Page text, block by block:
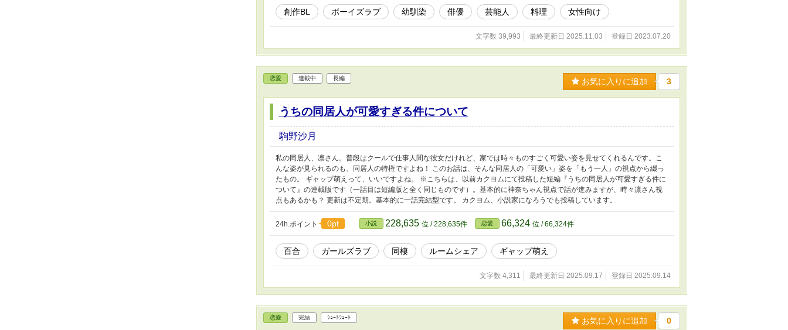
創作BL ボーイズラブ 幼馴染 俳優 芸能人 料理 女性向け
文字数 39,993 最終更新日 2025.11.03 登録日 2023.07.20
恋愛 連載中 長編 お気に入りに追加 3
うちの同居人が可愛すぎる件について
駒野沙月
私の同居人、凛さん。普段はクールで仕事人間な彼女だけれど、家では時々ものすごく可愛い姿を見せてくれるんです。こ
んな姿が見られるのも、同居人の特権ですよね！ このお話は、そんな同居人の「可愛い」姿を「もう一人」の視点から綴っ
たもの。 ギャップ萌えって、いいですよね。 ※こちらは、以前カクヨムにて投稿した短編『うちの同居人が可愛すぎる件に
ついて』の連載版です（一話目は短編版と全く同じものです）。基本的に神奈ちゃん視点で話が進みますが、時々凛さん視
点もあるかも？ 更新は不定期。基本的に一話完結型です。 カクヨム、小説家になろうでも投稿しています。
24h.ポイント 0pt 小説 228,635 位 / 228,635件 恋愛 66,324 位 / 66,324件
百合 ガールズラブ 同棲 ルームシェア ギャップ萌え
文字数 4,311 最終更新日 2025.09.17 登録日 2025.09.14
恋愛 完結 ｼｮｰﾄｼｮｰﾄ お気に入りに追加 0